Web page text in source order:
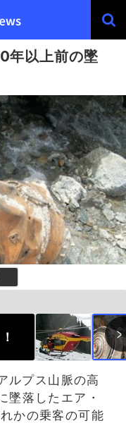
年以上前の墜
！
ルプス山脈の高
墜落したエア・
かの乗客の可能